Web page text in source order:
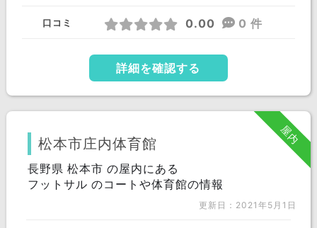
口コミ 0.00 0 件
詳細を確認する
屋内
松本市庄内体育館
長野県 松本市 の屋内にある
フットサル のコートや体育館の情報
更新日：2021年5月1日